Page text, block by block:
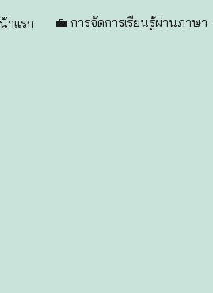
าแรก 💼 การจัดการเรียนรู้ผ่านภาษา